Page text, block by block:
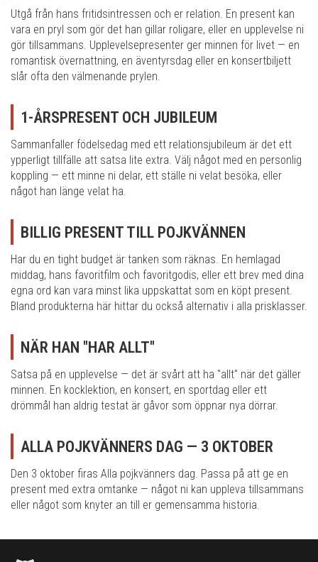
Utgå från hans fritidsintressen och er relation. En present kan
vara en pryl som gör det han gillar roligare, eller en upplevelse ni
gör tillsammans. Upplevelsepresenter ger minnen för livet — en
romantisk övernattning, en äventyrsdag eller en konsertbiljett
slår ofta den välmenande prylen.
1-ÅRSPRESENT OCH JUBILEUM
Sammanfaller födelsedag med ett relationsjubileum är det ett
ypperligt tillfälle att satsa lite extra. Välj något med en personlig
koppling — ett minne ni delar, ett ställe ni velat besöka, eller
något han länge velat ha.
BILLIG PRESENT TILL POJKVÄNNEN
Har du en tight budget är tanken som räknas. En hemlagad
middag, hans favoritfilm och favoritgodis, eller ett brev med dina
egna ord kan vara minst lika uppskattat som en köpt present.
Bland produkterna här hittar du också alternativ i alla prisklasser.
NÄR HAN "HAR ALLT"
Satsa på en upplevelse — det är svårt att ha "allt" när det gäller
minnen. En kocklektion, en konsert, en sportdag eller ett
drömmål han aldrig testat är gåvor som öppnar nya dörrar.
ALLA POJKVÄNNERS DAG — 3 OKTOBER
Den 3 oktober firas Alla pojkvänners dag. Passa på att ge en
present med extra omtanke — något ni kan uppleva tillsammans
eller något som knyter an till er gemensamma historia.